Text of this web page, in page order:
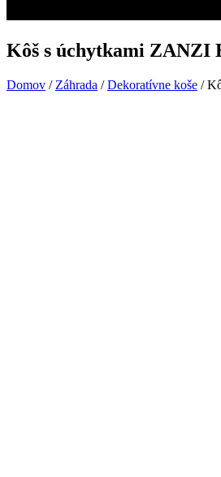
Kôš s úchytkami ZANZI
Domov / Záhrada /Dekoratívne koše /